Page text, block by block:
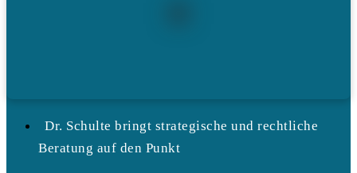
Dr. Schulte bringt strategische und rechtliche
Beratung auf den Punkt